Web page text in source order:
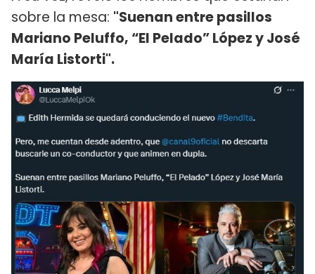
sobre la mesa: "Suenan entre pasillos
Mariano Peluffo, “El Pelado” López y José
María Listorti".